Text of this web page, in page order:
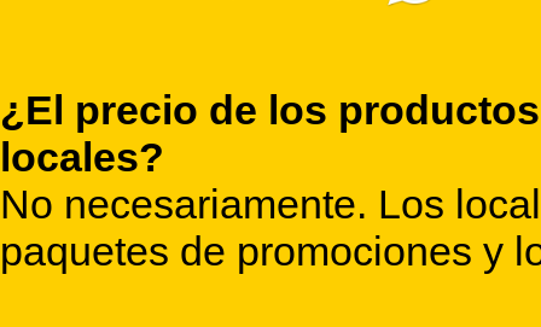
¿El precio de los
locales?
No necesariamente. Los
paquetes de promociones y